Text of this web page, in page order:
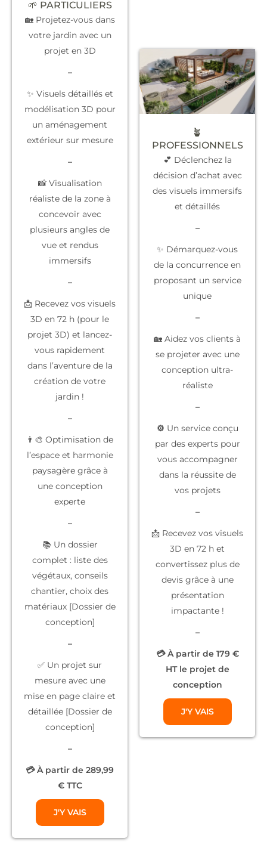
🌱 PARTICULIERS
🏡 Projetez-vous dans
votre jardin avec un
projet en 3D
–
✨ Visuels détaillés et
modélisation 3D pour
un aménagement
extérieur sur mesure
–
📸 Visualisation
réaliste de la zone à
concevoir avec
plusieurs angles de
vue et rendus
immersifs
–
📩 Recevez vos visuels
3D en 72 h (pour le
projet 3D) et lancez-
vous rapidement
dans l’aventure de la
création de votre
jardin !
–
👨‍🎨 Optimisation de
l’espace et harmonie
paysagère grâce à
une conception
experte
–
📚 Un dossier
complet : liste des
végétaux, conseils
chantier, choix des
matériaux [Dossier de
conception]
–
✅ Un projet sur
mesureavec une
mise en page claire et
détaillée [Dossier de
conception]
–
💳 À partir de 289,99
€ TTC
J'Y VAIS
🪴
PROFESSIONNELS
💕 Déclenchez la
décision d’achat avec
des visuels immersifs
et détaillés
–
✨ Démarquez-vous
de la concurrence en
proposant un service
unique
–
🏡 Aidez vos clients à
se projeter avec une
conception ultra-
réaliste
–
⚙️ Un service conçu
par des expertspour
vous accompagner
dans la réussite de
vos projets
–
📩 Recevez vos visuels
3D en 72 h et
convertissez plus de
devis grâce à une
présentation
impactante !
–
💳 À partir de 179 €
HT le projet de
conception
J'Y VAIS